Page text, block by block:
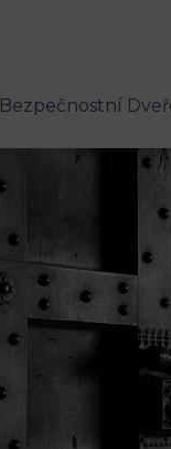
Bezpečnostní